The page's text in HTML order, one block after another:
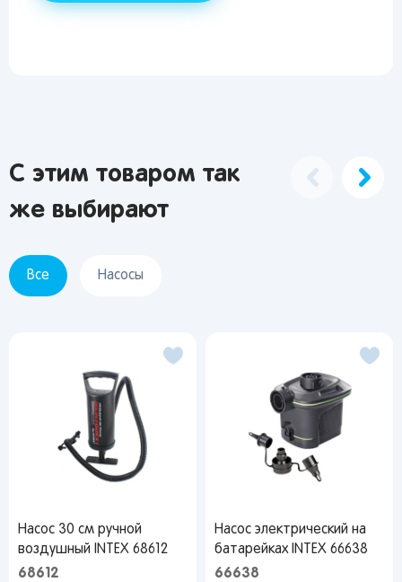
С этим товаром так
же выбирают
Все Насосы
Насос 30 см ручной
воздушный INTEX 68612
68612
Насос электрический на
батарейках INTEX 66638
66638